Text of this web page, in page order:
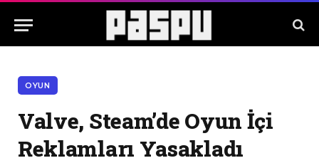
OYUN
Valve, Steam’de Oyun İçi
Reklamları Yasakladı